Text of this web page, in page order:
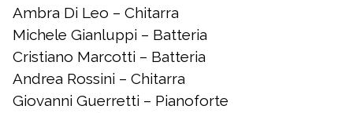
Ambra Di Leo – Chitarra
Michele Gianluppi – Batteria
Cristiano Marcotti – Batteria
Andrea Rossini – Chitarra
Giovanni Guerretti – Pianoforte